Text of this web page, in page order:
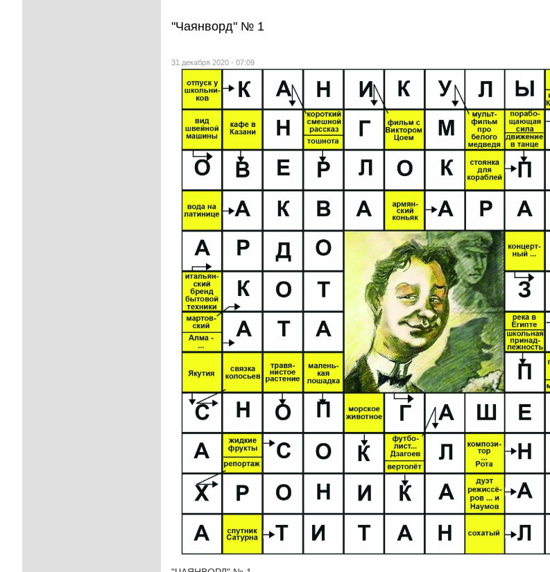
"Чаянворд" № 1
31 декабря 2020 - 07:09